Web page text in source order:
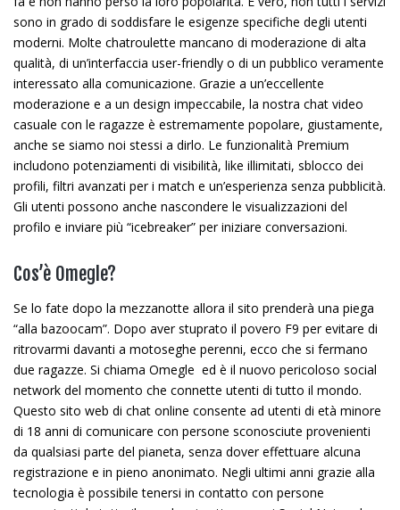
sono in grado di soddisfare le esigenze specifiche degli utenti
moderni. Molte chatroulette mancano di moderazione di alta
qualità, di un’interfaccia user-friendly o di un pubblico veramente
interessato alla comunicazione. Grazie a un’eccellente
moderazione e a un design impeccabile, la nostra chat video
casuale con le ragazze è estremamente popolare, giustamente,
anche se siamo noi stessi a dirlo. Le funzionalità Premium
includono potenziamenti di visibilità, like illimitati, sblocco dei
profili, filtri avanzati per i match e un’esperienza senza pubblicità.
Gli utenti possono anche nascondere le visualizzazioni del
profilo e inviare più “icebreaker” per iniziare conversazioni.
Cos’è Omegle?
Se lo fate dopo la mezzanotte allora il sito prenderà una piega
“alla bazoocam”. Dopo aver stuprato il povero F9 per evitare di
ritrovarmi davanti a motoseghe perenni, ecco che si fermano
due ragazze. Si chiama Omegle ed è il nuovo pericoloso social
network del momento che connette utenti di tutto il mondo.
Questo sito web di chat online consente ad utenti di età minore
di 18 anni di comunicare con persone sconosciute provenienti
da qualsiasi parte del pianeta, senza dover effettuare alcuna
registrazione e in pieno anonimato. Negli ultimi anni grazie alla
tecnologia è possibile tenersi in contatto con persone